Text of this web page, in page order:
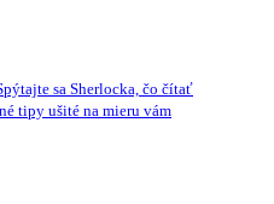
sa Sherlocka, čo čítať
tipy ušité na mieru vám